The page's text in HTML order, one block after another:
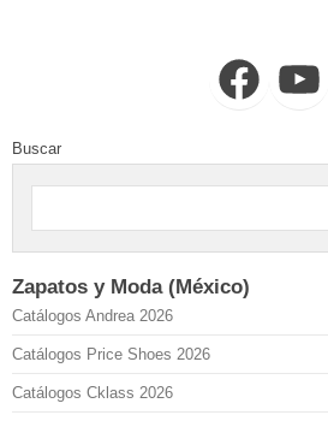
FacebookYouTube
Buscar
Zapatos y Moda (México)
Catálogos Andrea 2026
Catálogos Price Shoes 2026
Catálogos Cklass 2026